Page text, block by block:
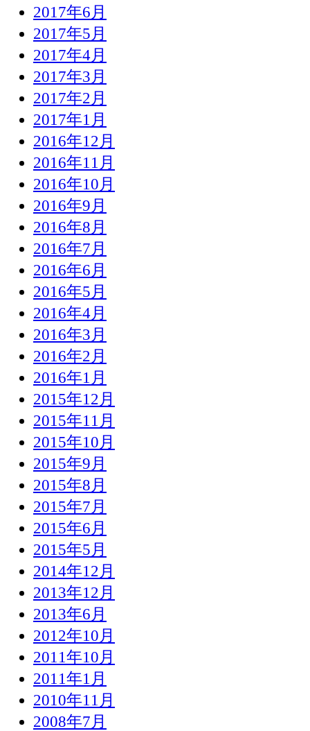
2017年6月
2017年5月
2017年4月
2017年3月
2017年2月
2017年1月
2016年12月
2016年11月
2016年10月
2016年9月
2016年8月
2016年7月
2016年6月
2016年5月
2016年4月
2016年3月
2016年2月
2016年1月
2015年12月
2015年11月
2015年10月
2015年9月
2015年8月
2015年7月
2015年6月
2015年5月
2014年12月
2013年12月
2013年6月
2012年10月
2011年10月
2011年1月
2010年11月
2008年7月